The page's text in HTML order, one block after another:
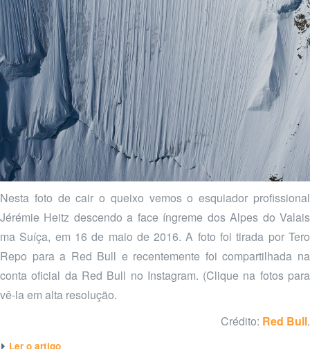
Nesta foto de cair o queixo vemos o esquiador profissional
Jérémie Heitz descendo a face íngreme dos Alpes do Valais
ma Suíça, em 16 de maio de 2016. A foto foi tirada por Tero
Repo para a Red Bull e recentemente foi compartilhada na
conta oficial da Red Bull no Instagram. (Clique na fotos para
vê-la em alta resolução.
Crédito: Red Bull.
Ler o artigo